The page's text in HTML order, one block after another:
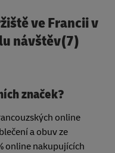
ve Francii v
návštěv(7)
značek?
online
a obuv ze
online nakupujících